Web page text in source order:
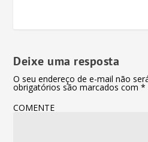
Deixe uma resposta
O seu endereço de e-mail não
obrigatórios são marcados com*
COMENTE